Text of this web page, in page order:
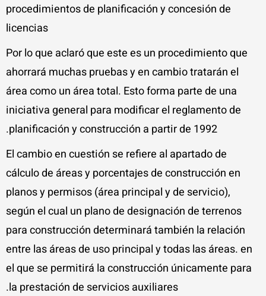
procedimientos de planificación y concesión de
licencias
Por lo que aclaró que este es un procedimiento que
ahorrará muchas pruebas y en cambio tratarán el
área como un área total. Esto forma parte de una
iniciativa general para modificar el reglamento de
planificación y construcción a partir de 1992.
El cambio en cuestión se refiere al apartado de
cálculo de áreas y porcentajes de construcción en
planos y permisos (área principal y de servicio),
según el cual un plano de designación de terrenos
para construcción determinará también la relación
entre las áreas de uso principal y todas las áreas. en
el que se permitirá la construcción únicamente para
la prestación de servicios auxiliares.